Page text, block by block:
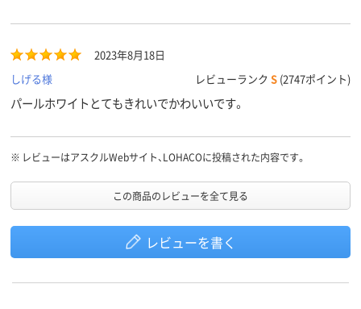
2023年8月18日
しげる様
レビューランク S (2747ポイント)
パールホワイトとてもきれいでかわいいです。
※ レビューはアスクルWebサイト、LOHACOに投稿された内容です。
この商品のレビューを全て見る
レビューを書く